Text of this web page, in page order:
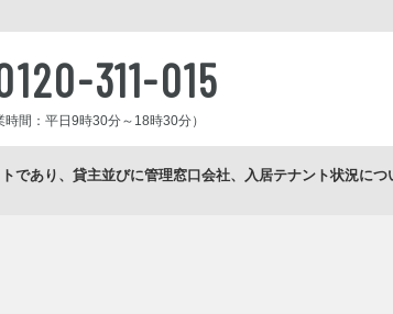
311-015
時間：平日9時30分～18時30分）
であり、貸主並びに管理窓口会社、入居テナント状況につ